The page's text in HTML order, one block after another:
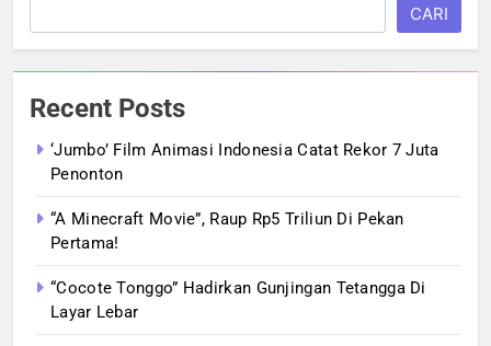
CARI
Recent Posts
‘Jumbo’ Film Animasi Indonesia Catat Rekor 7 Juta
Penonton
“A Minecraft Movie”, Raup Rp5 Triliun Di Pekan
Pertama!
“Cocote Tonggo” Hadirkan Gunjingan Tetangga Di
Layar Lebar